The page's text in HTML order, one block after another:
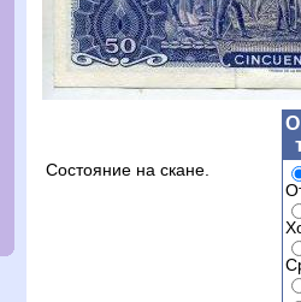
Состояние на скане.